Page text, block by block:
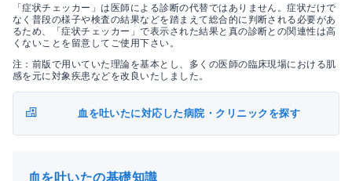
「症状チェッカー」は医師による診断の代替ではありません。症状だけで
なく普段の様子や検査の結果などを踏まえて総合的に判断される必要があ
るため、「症状チェッカー」で表示された結果と真の診断との関連性は高
くないことを留意してご使用下さい。
注：前版で用いていた理論を基本とし、多くの医師の臨床現場における肌
感を元に対象疾患などを改良いたしました。
血を吐いたに対応した病院・クリニックを探す
血を吐いたの基礎知識